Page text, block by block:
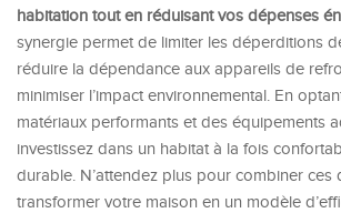
habitation tout en réduisant vos dépenses
synergie permet de limiter les déperditions
réduire la dépendance aux appareils de
minimiser l’impact environnemental. En
matériaux performants et des équipements
investissez dans un habitat à la fois
durable. N’attendez plus pour combiner ces
transformer votre maison en un modèle